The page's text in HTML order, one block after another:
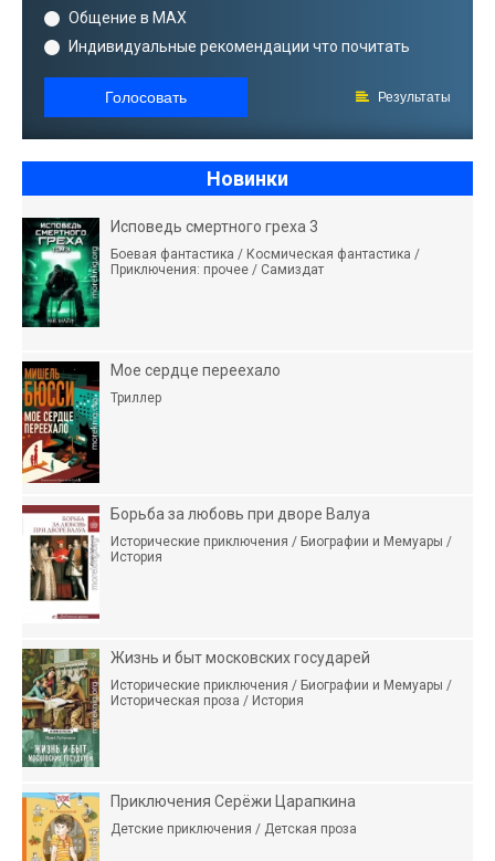
Общение в MAX
Индивидуальные рекомендации что почитать
Голосовать Результаты
Новинки
Исповедь смертного греха 3
Боевая фантастика / Космическая фантастика /
Приключения: прочее / Самиздат
Мое сердце переехало
Триллер
Борьба за любовь при дворе Валуа
Исторические приключения / Биографии и Мемуары /
История
Жизнь и быт московских государей
Исторические приключения / Биографии и Мемуары /
Историческая проза / История
Приключения Серёжи Царапкина
Детские приключения / Детская проза